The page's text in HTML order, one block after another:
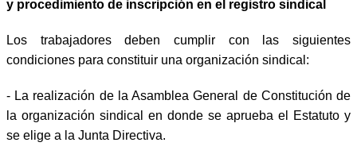
y procedimiento de inscripción en el registro sindical
Los trabajadores deben cumplir con las siguientes
condiciones para constituir una organización sindical:
- La realización de la Asamblea General de Constitución de
la organización sindical en donde se aprueba el Estatuto y
se elige a la Junta Directiva.